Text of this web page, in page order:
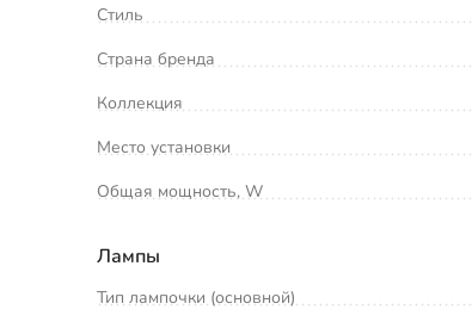
Стиль
Страна бренда
Коллекция
Место установки
Общая мощность, W
Лампы
Тип лампочки (основной)